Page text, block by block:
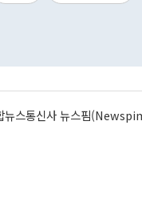
뉴스통신사 뉴스핌